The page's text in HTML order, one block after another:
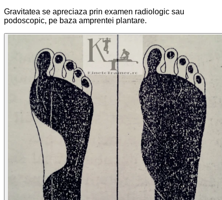
Gravitatea se apreciaza prin examen radiologic sau
podoscopic, pe baza amprentei plantare.